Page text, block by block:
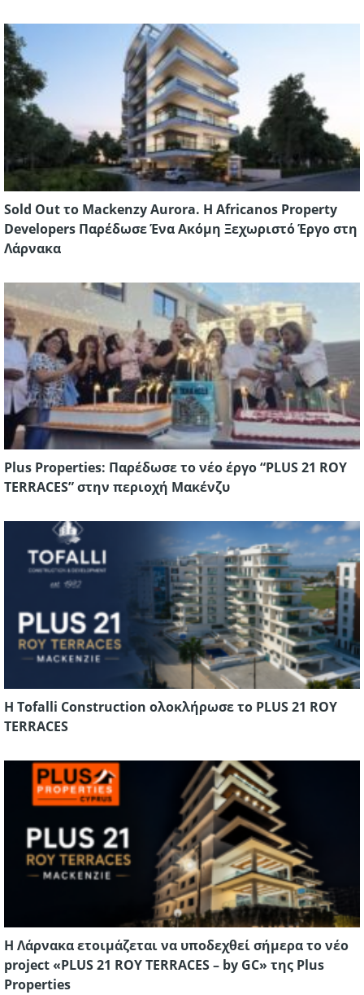
Sold Out το Mackenzy Aurora. Η Africanos Property
Developers Παρέδωσε Ένα Ακόμη Ξεχωριστό Έργο στη
Λάρνακα
Plus Properties: Παρέδωσε το νέο έργο “PLUS 21 ROY
TERRACES” στην περιοχή Μακένζυ
Η Tofalli Construction ολοκλήρωσε το PLUS 21 ROY
TERRACES
Η Λάρνακα ετοιμάζεται να υποδεχθεί σήμερα το νέο
project «PLUS 21 ROY TERRACES – by GC» της Plus
Properties